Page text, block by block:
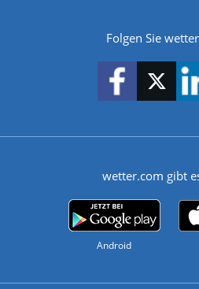
Folgen Sie
wetter.com gibt
Android